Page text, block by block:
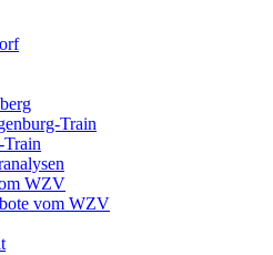
Train
WZV
vom WZV